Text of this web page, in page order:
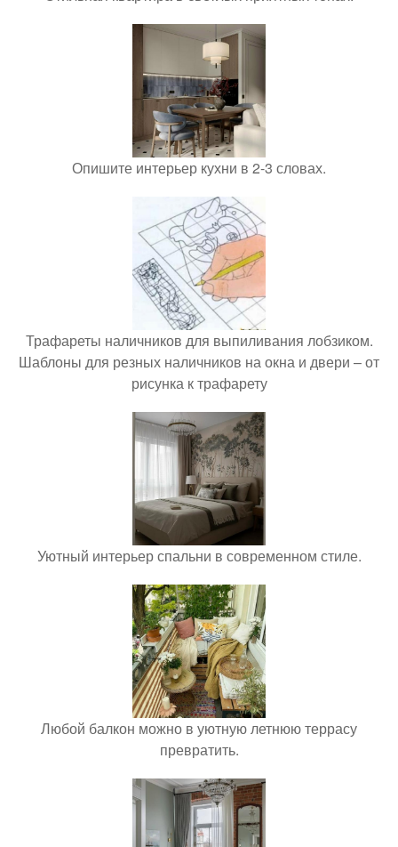
Опишите интерьер кухни в 2-3 словах.
Трафареты наличников для выпиливания лобзиком.
Шаблоны для резных наличников на окна и двери – от
рисунка к трафарету
Уютный интерьер спальни в современном стиле.
Любой балкон можно в уютную летнюю террасу
превратить.